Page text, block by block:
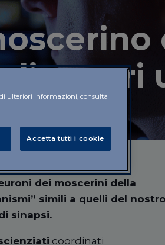
esseri
dei moscerini della
simili a quelli del nostro
sinapsi.
coordinati
ulteriori informazioni, consulta
Accetta tutti i cookie